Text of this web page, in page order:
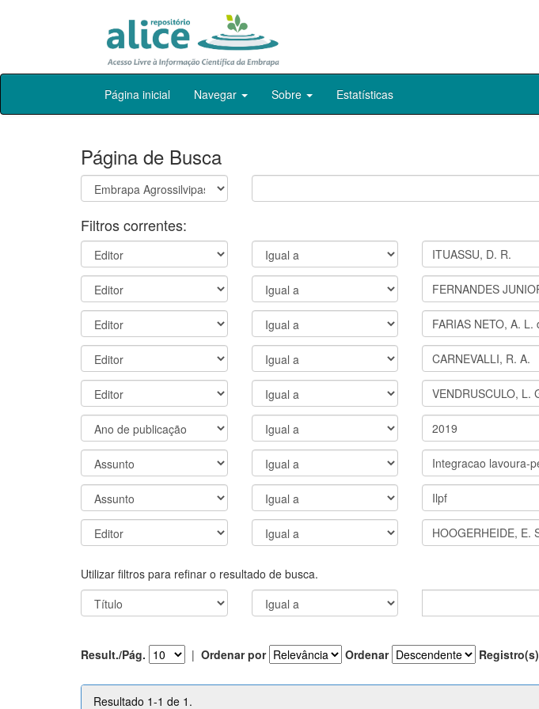
Skip
Página inicial Navegar Sobre Estatísticas
Página de Busca
Filtros correntes:
Utilizar filtros para refinar o resultado de busca.
Result./Pág. | Ordenar por Ordenar Registro(s)
Resultado 1-1 de 1.